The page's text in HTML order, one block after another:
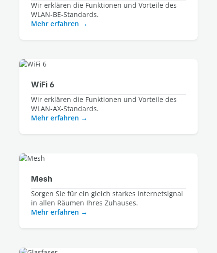
Wir erklären die Funktionen und Vorteile des
WLAN-BE-Standards.
Mehr erfahren
WiFi 6
Wir erklären die Funktionen und Vorteile des
WLAN-AX-Standards.
Mehr erfahren
Mesh
Sorgen Sie für ein gleich starkes Internetsignal
in allen Räumen Ihres Zuhauses.
Mehr erfahren